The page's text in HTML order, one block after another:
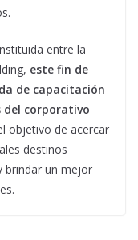
entre la
este fin de
de capacitación
del corporativo
objetivo de acercar
destinos
brindar un mejor